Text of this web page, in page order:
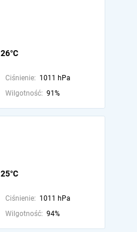
26°C
Ciśnienie: 1011 hPa
Wilgotność: 91%
25°C
Ciśnienie: 1011 hPa
Wilgotność: 94%